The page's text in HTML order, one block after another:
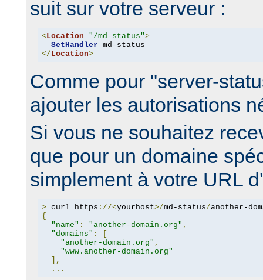
suit sur votre serveur :
< Location "/md-status">
SetHandler
</ Location>
Comme pour "server-
ajouter les autorisations
Si vous ne souhaitez
que pour un domaine
simplement à votre URL
> curl https ://<yourhost>/md-status/another-
{
"name" : "another-domain.org" ,
"domains" :
"another-domain.org" ,
"www.another-domain.org"
],
...